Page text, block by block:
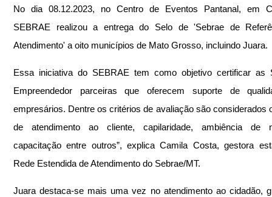
No dia 08.12.2023, no Centro de Eventos Pantanal, em
SEBRAE realizou a entrega do Selo de 'Sebrae de
Atendimento' a oito municípios de Mato Grosso, incluindo Juara.
Essa iniciativa do SEBRAE tem como objetivo certificar as
Empreendedor parceiras que oferecem suporte de
empresários. Dentre os critérios de avaliação são considerados
de atendimento ao cliente, capilaridade, ambiência de
capacitação entre outros”, explica Camila Costa, gestora
Rede Estendida de Atendimento do Sebrae/MT.
Juara destaca-se mais uma vez no atendimento ao cidadão,